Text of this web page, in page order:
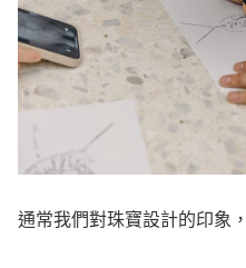
通常我們對珠寶設計的印象